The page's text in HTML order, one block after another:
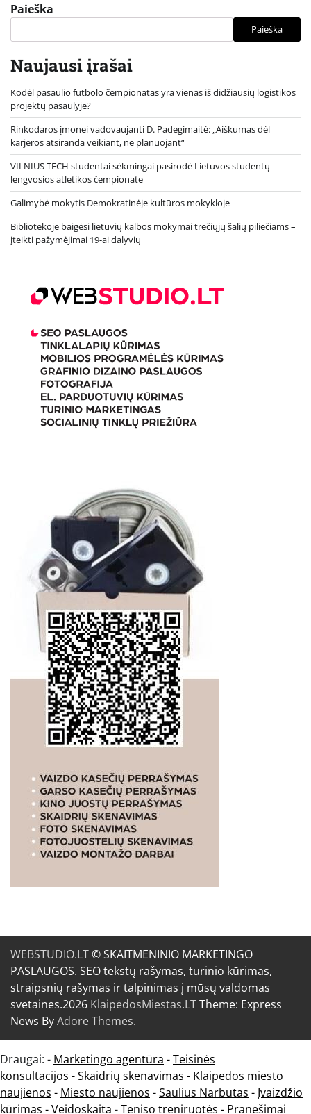
Paieška
Paieška
Naujausi įrašai
Kodėl pasaulio futbolo čempionatas yra vienas iš didžiausių logistikos
projektų pasaulyje?
Rinkodaros įmonei vadovaujanti D. Padegimaitė: „Aiškumas dėl
karjeros atsiranda veikiant, ne planuojant“
VILNIUS TECH studentai sėkmingai pasirodė Lietuvos studentų
lengvosios atletikos čempionate
Galimybė mokytis Demokratinėje kultūros mokykloje
Bibliotekoje baigėsi lietuvių kalbos mokymai trečiųjų šalių piliečiams –
įteikti pažymėjimai 19-ai dalyvių
WEBSTUDIO.LT© SKAITMENINIO MARKETINGO
PASLAUGOS. SEO tekstų rašymas, turinio kūrimas,
straipsnių rašymas ir talpinimas į mūsų valdomas
svetaines.2026 KlaipėdosMiestas.LTTheme: Express
News ByAdore Themes.
Draugai: - Marketingo agentūra -Teisinės
konsultacijos -Skaidrių skenavimas - Klaipedos miesto
naujienos - Miesto naujienos -Saulius Narbutas - Įvaizdžio
kūrimas -Veidoskaita -Teniso treniruotės - Pranešimai